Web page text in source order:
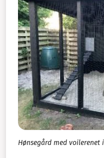
Hønsegård med voilerenet